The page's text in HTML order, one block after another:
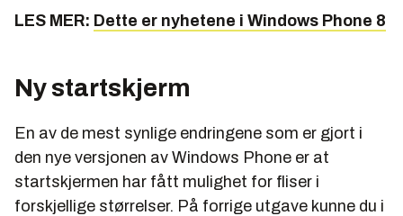
LES MER: Dette er nyhetene i Windows Phone 8
Ny startskjerm
En av de mest synlige endringene som er gjort i
den nye versjonen av Windows Phone er at
startskjermen har fått mulighet for fliser i
forskjellige størrelser. På forrige utgave kunne du i